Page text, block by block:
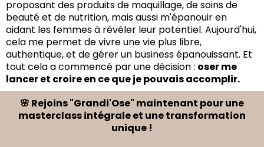
proposant des produits de maquillage, de soins de
beauté et de nutrition, mais aussi m'épanouir en
aidant les femmes à révéler leur potentiel. Aujourd'hui,
cela me permet de vivre une vie plus libre,
authentique, et de gérer un business épanouissant. Et
tout cela a commencé par une décision : oser me
lancer et croire en ce que je pouvais accomplir.
🌸 Rejoins "Grandi'Ose" maintenant pour une
masterclass intégrale et une transformation
unique !